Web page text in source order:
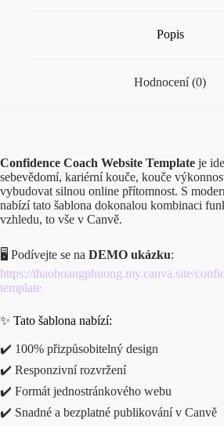
Popis
Hodnocení (0)
Confidence Coach Website Template je
sebevědomí, kariérní kouče, kouče
vybudovat silnou online přítomnost. S
nabízí tato šablona dokonalou kombinaci
vzhledu, to vše v Canvě.
🖥️ Podívejte se na DEMO ukázku:
https://thaohoangphuong.my.canva.site/
template
✨ Tato šablona nabízí:
✔️ 100% přizpůsobitelný design
✔️ Responzivní rozvržení
✔️ Formát jednostránkového webu
✔️ Snadné a bezplatné publikování v Canvě